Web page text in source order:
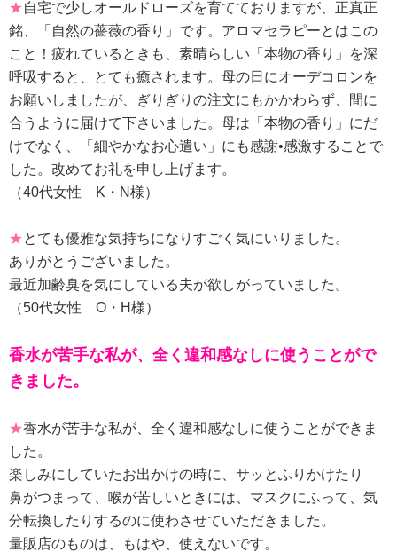
★自宅で少しオールドローズを育てておりますが、正真正
銘、「自然の薔薇の香り」です。アロマセラピーとはこの
こと！疲れているときも、素晴らしい「本物の香り」を深
呼吸すると、とても癒されます。母の日にオーデコロンを
お願いしましたが、ぎりぎりの注文にもかかわらず、間に
合うように届けて下さいました。母は「本物の香り」にだ
けでなく、「細やかなお心遣い」にも感謝•感激することで
した。改めてお礼を申し上げます。
（40代女性 K・N様）
★とても優雅な気持ちになりすごく気にいりました。
ありがとうございました。
最近加齢臭を気にしている夫が欲しがっていました。
（50代女性 O・H様）
香水が苦手な私が、全く違和感なしに使うことがで
きました。
★香水が苦手な私が、全く違和感なしに使うことができま
した。
楽しみにしていたお出かけの時に、サッとふりかけたり
鼻がつまって、喉が苦しいときには、マスクにふって、気
分転換したりするのに使わさせていただきました。
量販店のものは、もはや、使えないです。